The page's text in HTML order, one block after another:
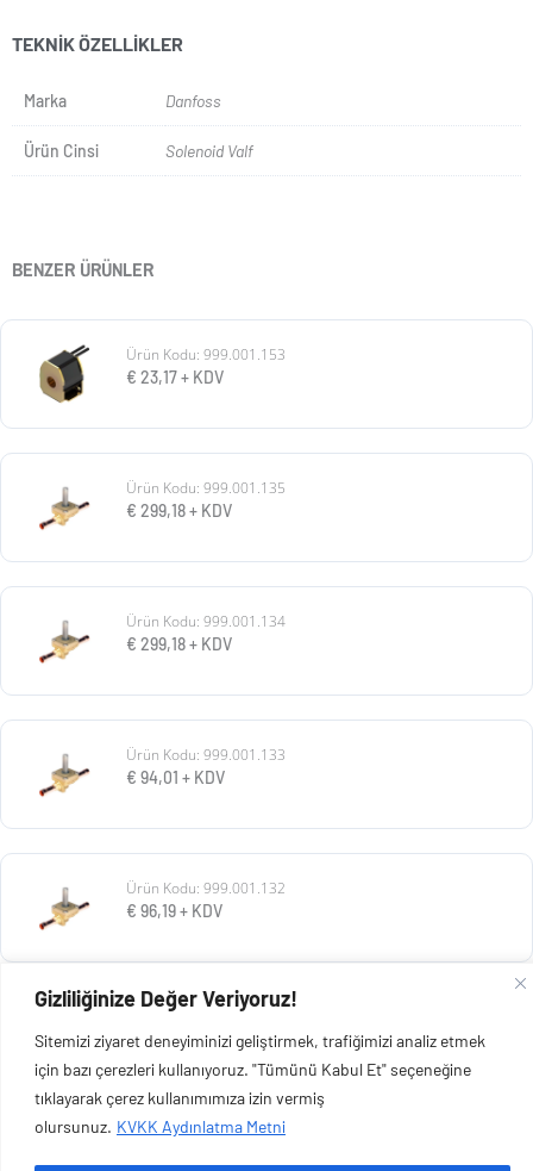
Gizliliğinize Değer Veriyoruz!
Sitemizi ziyaret deneyiminizi geliştirmek, trafiğimizi analiz etmek
için bazı çerezleri kullanıyoruz. "Tümünü Kabul Et" seçeneğine
tıklayarak çerez kullanımımıza izin vermiş
olursunuz. KVKK Aydınlatma Metni
TEKNIK ÖZELLIKLER
Marka Danfoss
Ürün Cinsi Solenoid Valf
BENZER ÜRÜNLER
Ürün Kodu: 999.001.153
€ 23,17+ KDV
Ürün Kodu: 999.001.135
€ 299,18+ KDV
Ürün Kodu: 999.001.134
€ 299,18+ KDV
Ürün Kodu: 999.001.133
€ 94,01 + KDV
Ürün Kodu: 999.001.132
€ 96,19+ KDV
€70,75+ KDV